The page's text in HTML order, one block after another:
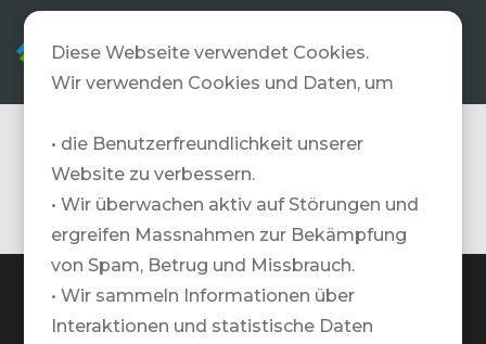
DE
Marokko
Diese Webseite verwendet Cookies.
Wir verwenden Cookies und Daten, um
• die Benutzerfreundlichkeit unserer
Website zu verbessern.
• Wir überwachen aktiv auf Störungen und
ergreifen Massnahmen zur Bekämpfung
von Spam, Betrug und Missbrauch.
• Wir sammeln Informationen über
Interaktionen und statistische Daten